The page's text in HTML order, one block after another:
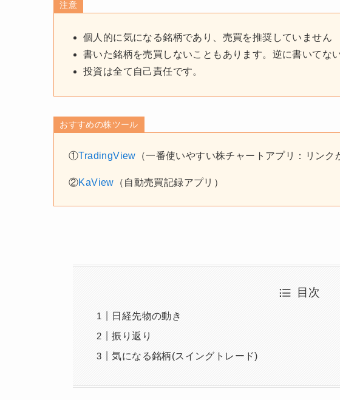
注意
個人的に気になる銘柄であり、売買を推奨していません
書いた銘柄を売買しないこともあります。逆に書いてな
投資は全て自己責任です。
おすすめの株ツール
①TradingView （一番使いやすい株チャートアプリ：リン
②KaView （自動売買記録アプリ）
目次
日経先物の動き
振り返り
気になる銘柄(スイングトレード)